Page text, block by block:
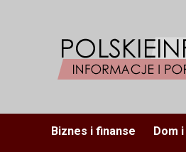
Biznes i finanse Dom